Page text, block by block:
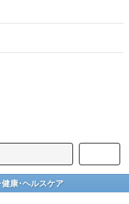
康･ヘルスケア